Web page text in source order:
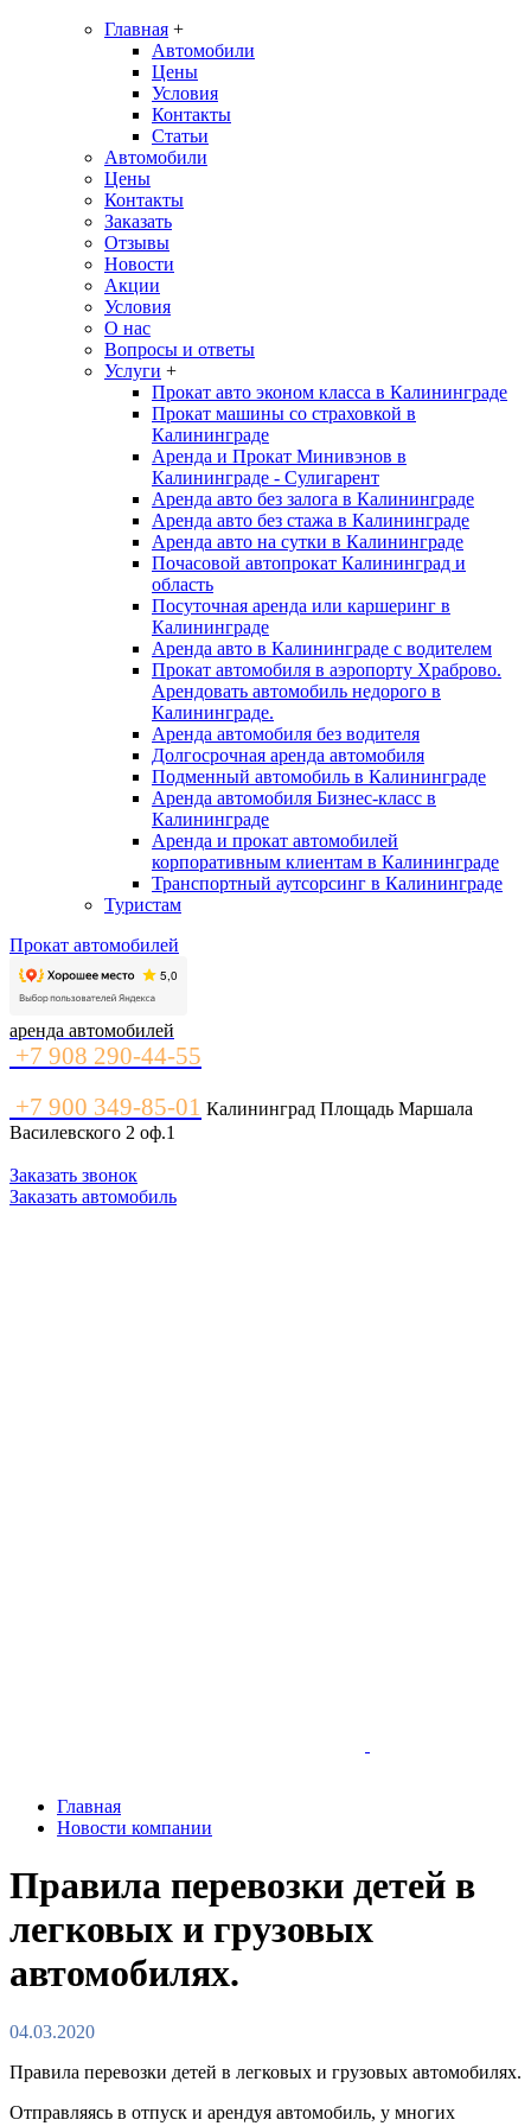
Главная +
Автомобили
Цены
Условия
Контакты
Статьи
Автомобили
Цены
Контакты
Заказать
Отзывы
Новости
Акции
Условия
О нас
Вопросы и ответы
Услуги +
Прокат авто эконом класса в Калининграде
Прокат машины со страховкой в
Калининграде
Аренда и Прокат Минивэнов в
Калининграде - Сулигарент
Аренда авто без залога в Калининграде
Аренда авто без стажа в Калининграде
Аренда авто на сутки в Калининграде
Почасовой автопрокат Калининград и
область
Посуточная аренда или каршеринг в
Калининграде
Аренда авто в Калининграде с водителем
Прокат автомобиля в аэропорту Храброво.
Арендовать автомобиль недорого в
Калининграде.
Аренда автомобиля без водителя
Долгосрочная аренда автомобиля
Подменный автомобиль в Калининграде
Аренда автомобиля Бизнес-класс в
Калининграде
Аренда и прокат автомобилей
корпоративным клиентам в Калининграде
Транспортный аутсорсинг в Калининграде
Туристам
Прокат автомобилей
аренда автомобилей
+7 908 290-44-55
+7 900 349-85-01 Калининград Площадь Маршала
Василевского 2 оф.1
Заказать звонок
Заказать автомобиль
Главная
Новости компании
Правила перевозки детей в
легковых и грузовых
автомобилях.
04.03.2020
Правила перевозки детей в легковых и грузовых автомобилях.
Отправляясь в отпуск и арендуя автомобиль, у многих